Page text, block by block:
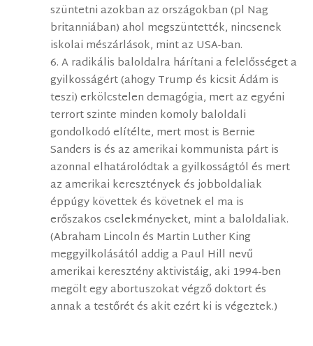
szüntetni azokban az országokban (pl Nag
britanniában) ahol megszüntették, nincsenek
iskolai mészárlások, mint az USA-ban.
6. A radikális baloldalra hárítani a felelősséget a
gyilkosságért (ahogy Trump és kicsit Ádám is
teszi) erkölcstelen demagógia, mert az egyéni
terrort szinte minden komoly baloldali
gondolkodó elítélte, mert most is Bernie
Sanders is és az amerikai kommunista párt is
azonnal elhatárolódtak a gyilkosságtól és mert
az amerikai keresztények és jobboldaliak
éppúgy követtek és követnek el ma is
erőszakos cselekményeket, mint a baloldaliak.
(Abraham Lincoln és Martin Luther King
meggyilkolásától addig a Paul Hill nevű
amerikai keresztény aktivistáig, aki 1994-ben
megölt egy abortuszokat végző doktort és
annak a testőrét és akit ezért ki is végeztek.)